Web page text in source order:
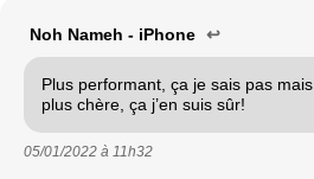
Noh Nameh - iPhone ↩
Plus performant, ça je sais pas mais
plus chère, ça j’en suis sûr!
05/01/2022 à 11h32